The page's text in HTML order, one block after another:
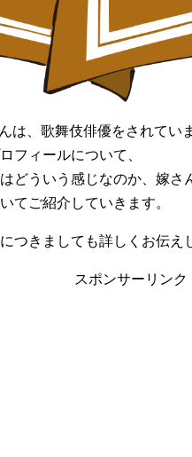
は、歌舞伎俳優をされてい
フィールについて、
どういう感じなのか、嫁さ
てご紹介していきます。
つきましても詳しくお伝え
スポンサーリンク